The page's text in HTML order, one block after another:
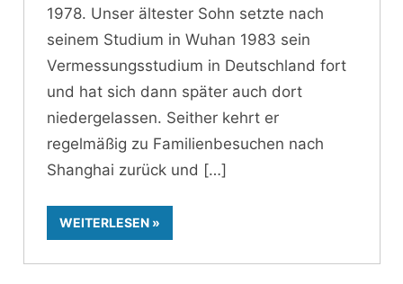
1978. Unser ältester Sohn setzte nach
seinem Studium in Wuhan 1983 sein
Vermessungsstudium in Deutschland fort
und hat sich dann später auch dort
niedergelassen. Seither kehrt er
regelmäßig zu Familienbesuchen nach
Shanghai zurück und
WEITERLESEN